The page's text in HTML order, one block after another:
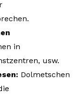
in
usw.
Dolmetschen